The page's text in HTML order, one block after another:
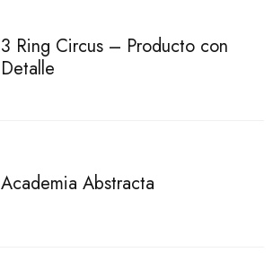
3 Ring Circus – Producto con
Detalle
Academia Abstracta